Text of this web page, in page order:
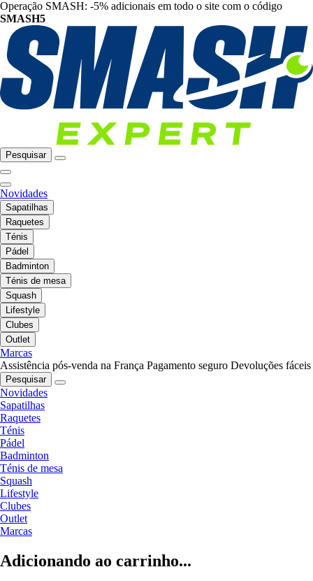
Operação SMASH: -5% adicionais em todo o site com o código
SMASH5
Pesquisar
Novidades
Sapatilhas
Raquetes
Ténis
Pádel
Badminton
Ténis de mesa
Squash
Lifestyle
Clubes
Outlet
Marcas
Assistência pós-venda na França Pagamento seguro Devoluções fáceis
Pesquisar
Novidades
Sapatilhas
Raquetes
Ténis
Pádel
Badminton
Ténis de mesa
Squash
Lifestyle
Clubes
Outlet
Marcas
Adicionando ao carrinho...